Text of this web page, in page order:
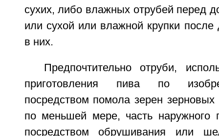
сухих, либо влажных отрубей перед
или сухой или влажной крупки после
в них.
Предпочтительно отруби,
приготовления пива по
посредством помола зерен зерновых
по меньшей мере, часть наружного
посредством обрушивания или